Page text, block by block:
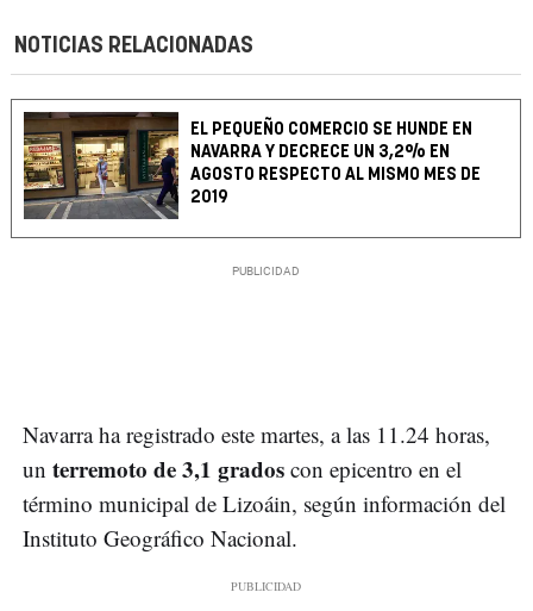
NOTICIAS RELACIONADAS
EL PEQUEÑO COMERCIO SE HUNDE EN
NAVARRA Y DECRECE UN 3,2% EN
AGOSTO RESPECTO AL MISMO MES DE
2019
Navarra ha registrado este martes, a las 11.24 horas,
un terremoto de 3,1 grados con epicentro en el
término municipal de Lizoáin, según información del
Instituto Geográfico Nacional.